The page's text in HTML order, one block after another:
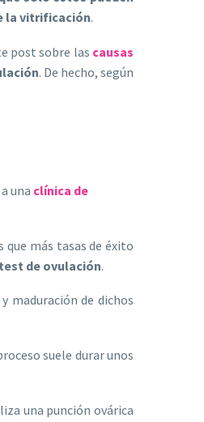
la vitrificación.
post sobre las causas
. De hecho, según
una clínica de
más tasas de éxito
de ovulación.
maduración de dichos
suele durar unos
una punción ovárica